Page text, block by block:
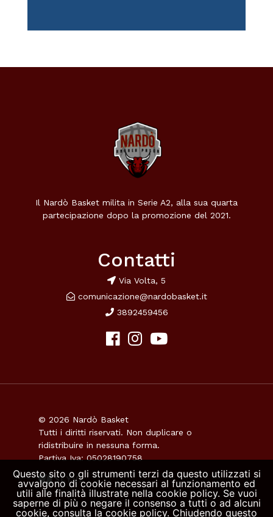
Il Nardò Basket milita in Serie A2, alla sua quarta
partecipazione dopo la promozione del 2021.
Contatti
Via Volta, 5
comunicazione@nardobasket.it
3892459456
© 2026 Nardò Basket
Tutti i diritti riservati. Non duplicare o
ridistribuire in nessuna forma.
Partiva Iva: 05028190758
Questo sito o gli strumenti terzi da questo utilizzati si
avvalgono di cookie necessari al funzionamento ed
utili alle finalità illustrate nella cookie policy. Se vuoi
saperne di più o negare il consenso a tutti o ad alcuni
cookie, consulta la cookie policy. Chiudendo questo